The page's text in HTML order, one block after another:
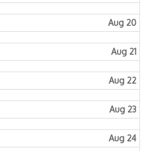
Aug 20
Aug 21
Aug 22
Aug 23
Aug 24